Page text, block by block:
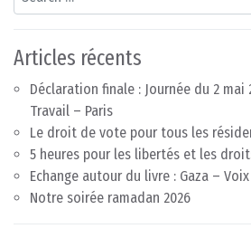
Articles récents
Déclaration finale : Journée du 2 mai
Travail – Paris
Le droit de vote pour tous les
5 heures pour les libertés et les
Echange autour du livre : Gaza –
Notre soirée ramadan 2026